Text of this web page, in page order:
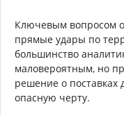
Ключевым вопросом
прямые удары по
большинство
маловероятным, но
решение о поставках
опасную черту.